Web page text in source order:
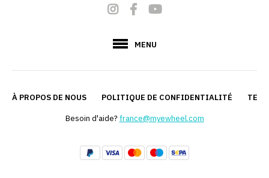
MENU
À PROPOS DE NOUS POLITIQUE DE CONFIDENTIALITÉ
Besoin d'aide?france@myewheel.com